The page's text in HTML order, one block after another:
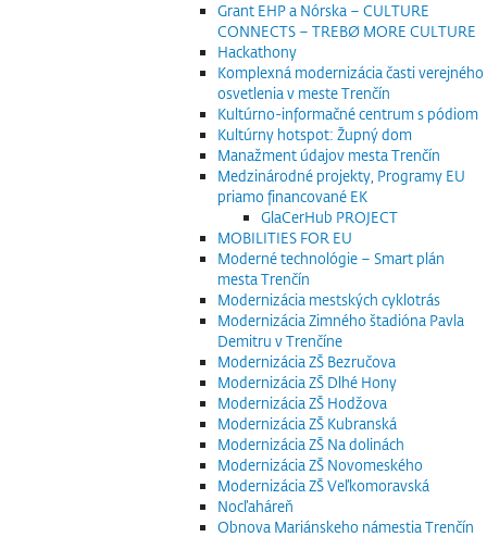
Grant EHP a Nórska – CULTURE
CONNECTS – TREBØ MORE CULTURE
Hackathony
Komplexná modernizácia časti verejného
osvetlenia v meste Trenčín
Kultúrno-informačné centrum s pódiom
Kultúrny hotspot: Župný dom
Manažment údajov mesta Trenčín
Medzinárodné projekty, Programy EU
priamo financované EK
GlaCerHub PROJECT
MOBILITIES FOR EU
Moderné technológie – Smart plán
mesta Trenčín
Modernizácia mestských cyklotrás
Modernizácia Zimného štadióna Pavla
Demitru v Trenčíne
Modernizácia ZŠ Bezručova
Modernizácia ZŠ Dlhé Hony
Modernizácia ZŠ Hodžova
Modernizácia ZŠ Kubranská
Modernizácia ZŠ Na dolinách
Modernizácia ZŠ Novomeského
Modernizácia ZŠ Veľkomoravská
Nocľaháreň
Obnova Mariánskeho námestia Trenčín